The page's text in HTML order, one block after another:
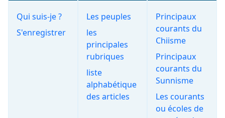
Qui suis-je ?
S'enregistrer
Les peuples
les
principales
rubriques
liste
alphabétique
des articles
Principaux
courants du
Chiisme
Principaux
courants du
Sunnisme
Les courants
ou écoles de